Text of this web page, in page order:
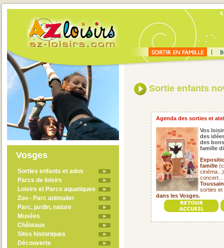
Vosges
Sorties enfants et ados
Parcs de loisirs
Loisirs et Parcs aquatiques
Zoo - Parc animalier
Parc, jardin, nature
Musées
Châteaux
Sites historiques
Découverte
Sortie enfants
Agenda des sorties et
Vos
des
des
famille
famille
concert...
sorties
dans les Vosges.